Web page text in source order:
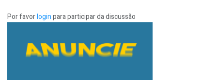
Por favorloginpara participar da discussão